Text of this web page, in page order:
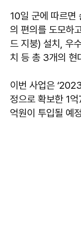
10일 군에 따르면
의 편의를 도모하
드 지붕) 설치, 우
치 등 총 3개의 현
이번 사업은
정으로 확보한 1
억원이 투입될 예